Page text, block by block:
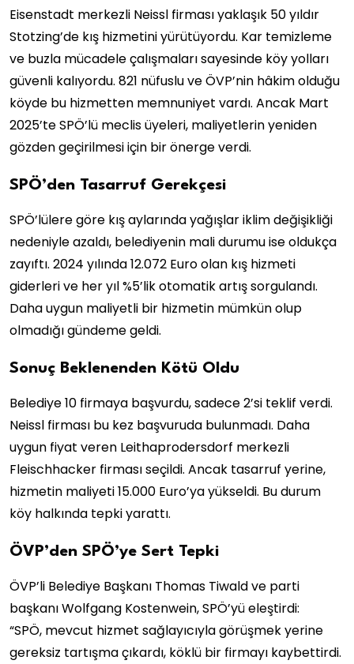
Eisenstadt merkezli Neissl firması yaklaşık 50 yıldır
Stotzing’de kış hizmetini yürütüyordu. Kar temizleme
ve buzla mücadele çalışmaları sayesinde köy yolları
güvenli kalıyordu. 821 nüfuslu ve ÖVP’nin hâkim olduğu
köyde bu hizmetten memnuniyet vardı. Ancak Mart
2025’te SPÖ’lü meclis üyeleri, maliyetlerin yeniden
gözden geçirilmesi için bir önerge verdi.
SPÖ’den Tasarruf Gerekçesi
SPÖ’lülere göre kış aylarında yağışlar iklim değişikliği
nedeniyle azaldı, belediyenin mali durumu ise oldukça
zayıftı. 2024 yılında 12.072 Euro olan kış hizmeti
giderleri ve her yıl %5’lik otomatik artış sorgulandı.
Daha uygun maliyetli bir hizmetin mümkün olup
olmadığı gündeme geldi.
Sonuç Beklenenden Kötü Oldu
Belediye 10 firmaya başvurdu, sadece 2’si teklif verdi.
Neissl firması bu kez başvuruda bulunmadı. Daha
uygun fiyat veren Leithaprodersdorf merkezli
Fleischhacker firması seçildi. Ancak tasarruf yerine,
hizmetin maliyeti 15.000 Euro’ya yükseldi. Bu durum
köy halkında tepki yarattı.
ÖVP’den SPÖ’ye Sert Tepki
ÖVP’li Belediye Başkanı Thomas Tiwald ve parti
başkanı Wolfgang Kostenwein, SPÖ’yü eleştirdi:
“SPÖ, mevcut hizmet sağlayıcıyla görüşmek yerine
gereksiz tartışma çıkardı, köklü bir firmayı kaybettirdi.